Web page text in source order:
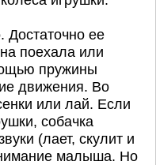
Достаточно ее
поехала или
пружины
движения. Во
или лай. Если
собачка
(лает, скулит и
малыша. Но